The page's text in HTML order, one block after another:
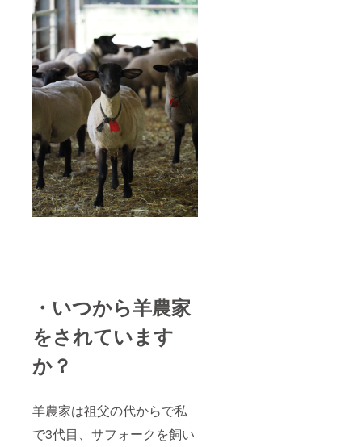
・いつから羊農家
をされています
か？
羊農家は祖父の代からで私
で3代目、サフォークを飼い